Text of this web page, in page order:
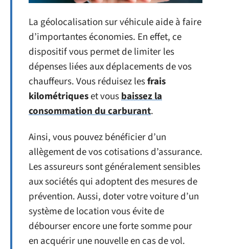
La géolocalisation sur véhicule aide à faire
d’importantes économies. En effet, ce
dispositif vous permet de limiter les
dépenses liées aux déplacements de vos
chauffeurs. Vous réduisez lesfrais
kilométriqueset vousbaissez la
consommation du carburant.
Ainsi, vous pouvez bénéficier d’un
allègement de vos cotisations d’assurance.
Les assureurs sont généralement sensibles
aux sociétés qui adoptent des mesures de
prévention. Aussi, doter votre voiture d’un
système de location vous évite de
débourser encore une forte somme pour
en acquérir une nouvelle en cas de vol.